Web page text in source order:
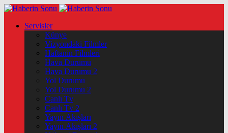
Servisler
Künye
Vizyondaki Filmler
Haftanin Filmleri
Hava Durumu
Hava Durumu 2
Yol Durumu
Yol Durumu 2
Canlı Tv
Canlı Tv 2
Yayın Akışları
Yayın Akışları 2